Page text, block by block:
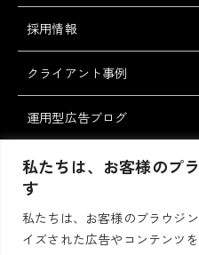
私たちは、お客様のプ
す
私たちは、お客様のブラウジ
イズされた広告やコンテンツ
採用情報
クライアント事例
運用型広告ブログ
スタッフブログ
お問い合わせ・ご
相談